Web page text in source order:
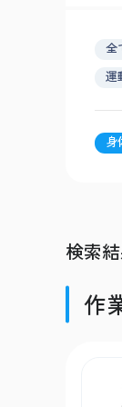
全
運
身
検索
作